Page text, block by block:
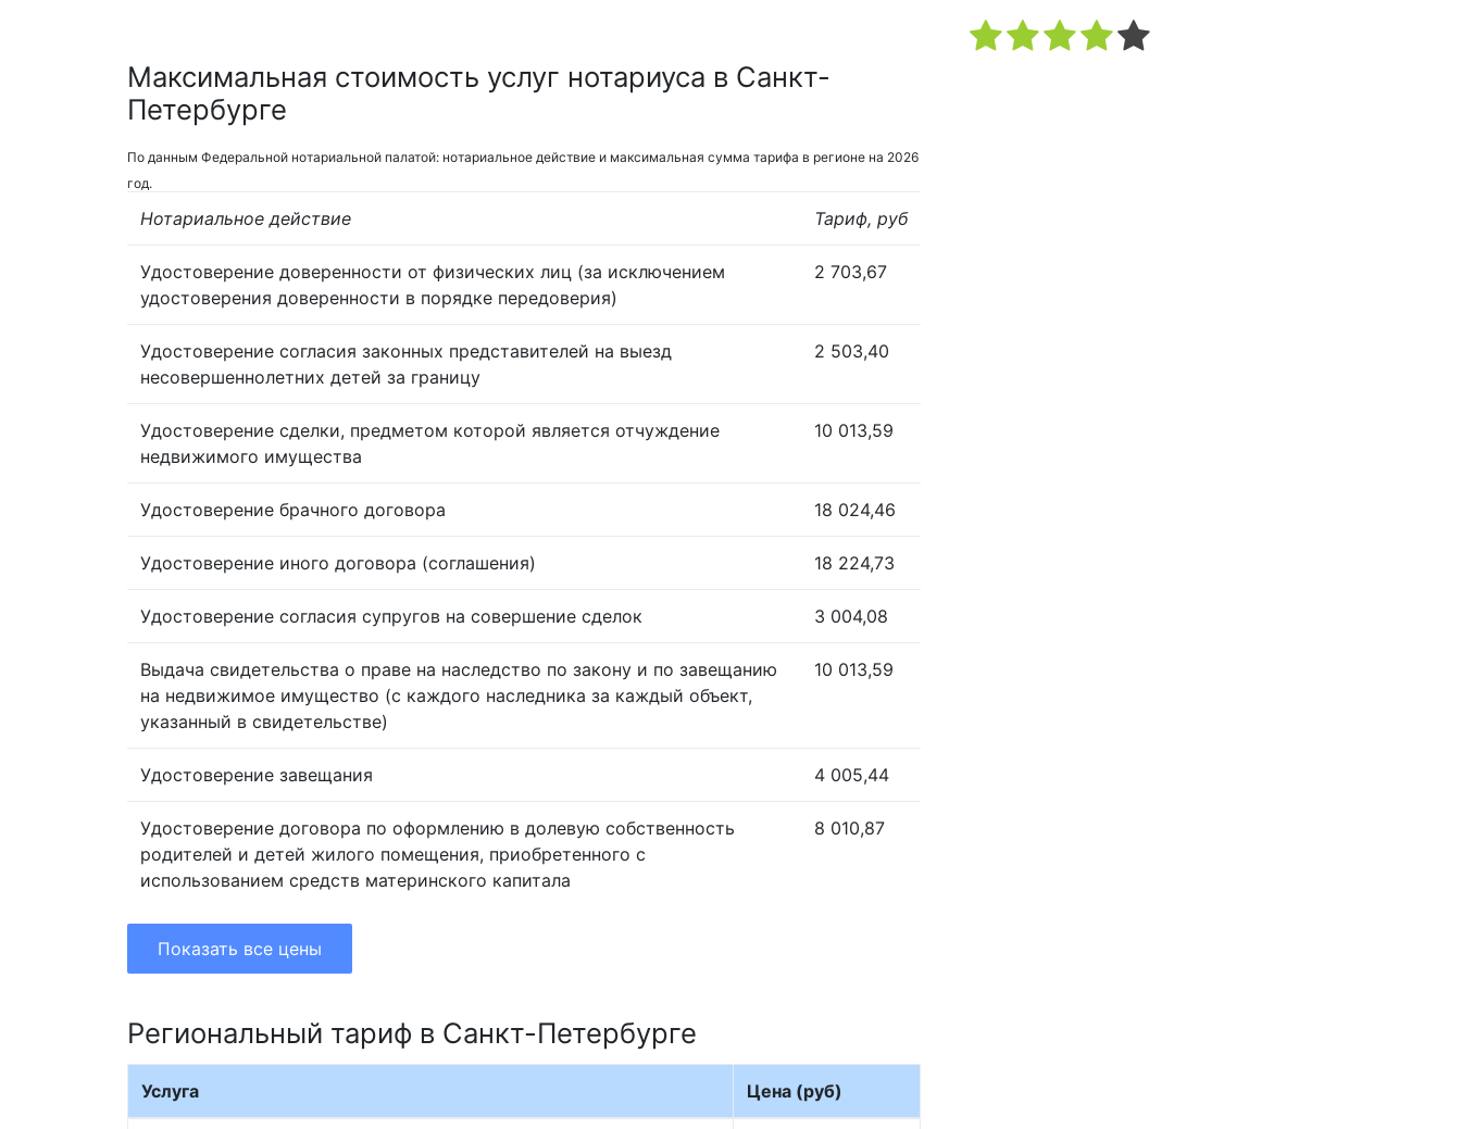
Максимальная стоимость услуг нотариуса в Санкт-
Петербурге
По данным Федеральной нотариальной палатой: нотариальное действие и максимальная сумма тарифа в регионе на 2026
год.
Нотариальное действие Тариф, руб
Удостоверение доверенности от физических лиц (за исключением
удостоверения доверенности в порядке передоверия)
2 703,67
Удостоверение согласия законных представителей на выезд
несовершеннолетних детей за границу
2 503,40
Удостоверение сделки, предметом которой является отчуждение
недвижимого имущества
10 013,59
Удостоверение брачного договора 18 024,46
Удостоверение иного договора (соглашения) 18 224,73
Удостоверение согласия супругов на совершение сделок 3 004,08
Выдача свидетельства о праве на наследство по закону и по завещанию
на недвижимое имущество (с каждого наследника за каждый объект,
указанный в свидетельстве)
10 013,59
Удостоверение завещания 4 005,44
Удостоверение договора по оформлению в долевую собственность
родителей и детей жилого помещения, приобретенного с
использованием средств материнского капитала
8 010,87
Показать все цены
Региональный тариф в Санкт-Петербурге
Услуга Цена (руб)